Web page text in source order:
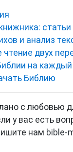
статьи
и анализ
чтение двух
на
Библию
с любовью
у вас есть
нам bible-